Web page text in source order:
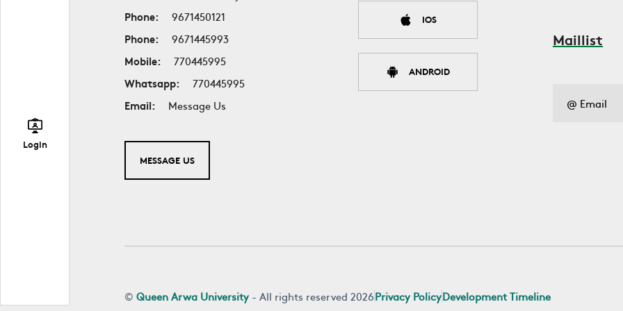
Login
Phone:
9671450121
Phone:
9671445993
Mobile:
770445995
Whatsapp:
770445995
Email:
Message Us
MESSAGE US
IOS
ANDROID
Maillist
©Queen Arwa University - All rights reserved 2026Privacy PolicyDevelopment Timeline